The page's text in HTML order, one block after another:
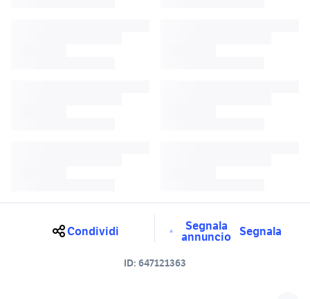
Condividi
Segnala
annuncio Segnala
ID: 647121363